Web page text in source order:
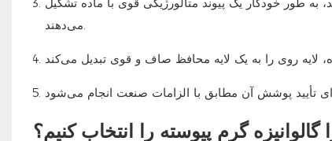
گالوانیزه گرم پیوسته را انتخاب کنیم؟